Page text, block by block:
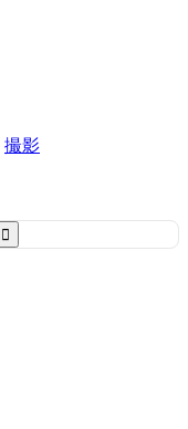
撮影